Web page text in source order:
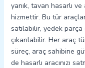
yanık, tavan hasarlı
hizmettir. Bu tür
satılabilir, yedek
çıkarılabilir. Her araç
süreç, araç sahibine
de hasarlı aracınızı